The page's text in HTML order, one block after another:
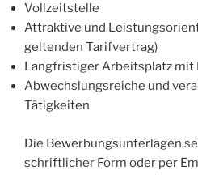
Vollzeitstelle
Attraktive und
geltenden Tarifvertrag)
Langfristiger Arbeitsplatz mit
Abwechslungsreiche und
Tätigkeiten
Die Bewerbungsunterlagen
schriftlicher Form oder per